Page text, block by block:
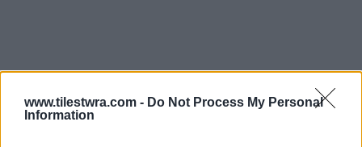
www.tilestwra.com - Do Not Process My Personal
Information